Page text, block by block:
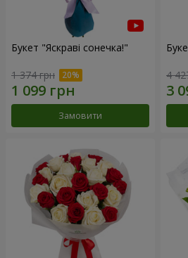
Букет "Яскраві сонечка!"
1 374 грн
Замовити
4